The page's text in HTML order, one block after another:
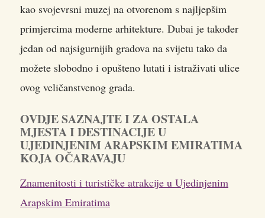
kao svojevrsni muzej na otvorenom s najljepšim
primjercima moderne arhitekture. Dubai je također
jedan od najsigurnijih gradova na svijetu tako da
možete slobodno i opušteno lutati i istraživati ulice
ovog veličanstvenog grada.
OVDJE SAZNAJTE I ZA OSTALA
MJESTA I DESTINACIJE U
UJEDINJENIM ARAPSKIM EMIRATIMA
KOJA OČARAVAJU
Znamenitosti i turističke atrakcije u Ujedinjenim
Arapskim Emiratima